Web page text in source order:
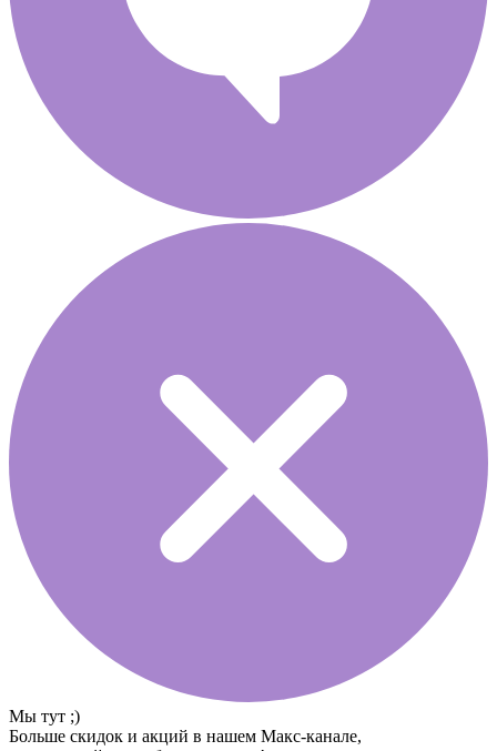
Мы тут ;)
Больше скидок и акций в нашем Макс-канале,